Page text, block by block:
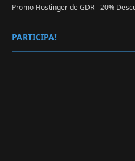
Promo Hostinger de GDR - 20%
PARTICIPA!